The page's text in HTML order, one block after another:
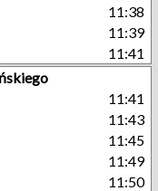
11:38
11:39
11:41
11:41
11:43
11:45
11:49
11:50